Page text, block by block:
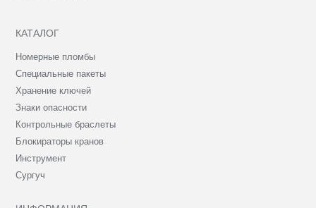
КАТАЛОГ
Номерные пломбы
Специальные пакеты
Хранение ключей
Знаки опасности
Контрольные браслеты
Блокираторы кранов
Инструмент
Сургуч